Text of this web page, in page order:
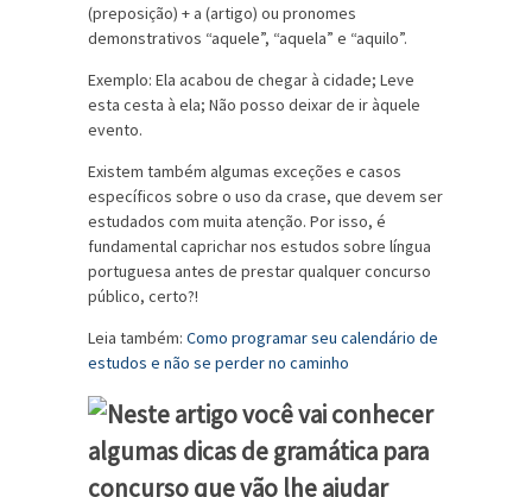
(preposição) + a (artigo) ou pronomes
demonstrativos “aquele”, “aquela” e “aquilo”.
Exemplo: Ela acabou de chegar à cidade; Leve
esta cesta à ela; Não posso deixar de ir àquele
evento.
Existem também algumas exceções e casos
específicos sobre o uso da crase, que devem ser
estudados com muita atenção. Por isso, é
fundamental caprichar nos estudos sobre língua
portuguesa antes de prestar qualquer concurso
público, certo?!
Leia também: Como programar seu calendário de
estudos e não se perder no caminho